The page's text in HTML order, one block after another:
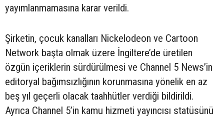
yayımlanmamasına karar verildi.
Şirketin, çocuk kanalları Nickelodeon ve Cartoon
Network başta olmak üzere İngiltere’de üretilen
özgün içeriklerin sürdürülmesi ve Channel 5 News’in
editoryal bağımsızlığının korunmasına yönelik en az
beş yıl geçerli olacak taahhütler verdiği bildirildi.
Ayrıca Channel 5’in kamu hizmeti yayıncısı statüsünü